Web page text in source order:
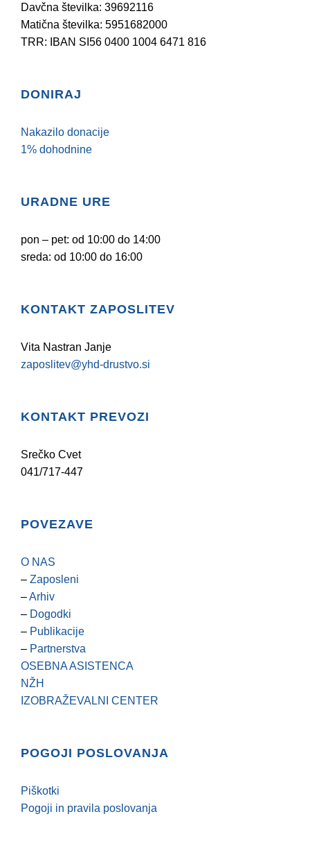
Davčna številka: 39692116
Matična številka: 5951682000
TRR: IBAN SI56 0400 1004 6471 816
DONIRAJ
Nakazilo donacije
1% dohodnine
URADNE URE
pon – pet: od 10:00 do 14:00
sreda: od 10:00 do 16:00
KONTAKT ZAPOSLITEV
Vita Nastran Janje
zaposlitev@yhd-drustvo.si
KONTAKT PREVOZI
Srečko Cvet
041/717-447
POVEZAVE
O NAS
– Zaposleni
–Arhiv
– Dogodki
– Publikacije
– Partnerstva
OSEBNA ASISTENCA
NŽH
IZOBRAŽEVALNI CENTER
POGOJI POSLOVANJA
Piškotki
Pogoji in pravila poslovanja